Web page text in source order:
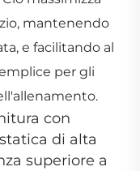
mantenendo
e facilitando al
per gli
con
di alta
superiore a